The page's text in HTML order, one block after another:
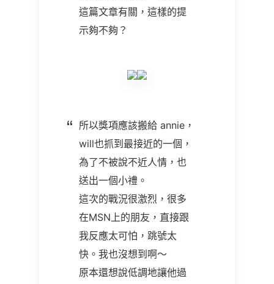
這篇文章有關，這樣的提
示夠不夠？
所以獎項應該搬給 annie ，
will也抓到最接近的一個，
為了不被說不近人情，也
送出一個小禮。
這次的戰況很激烈，很多
在MSN上的朋友，直接跟
我反應太可怕，跳號太
快。我也沒想到啊～
原本還想說低調地讓他過